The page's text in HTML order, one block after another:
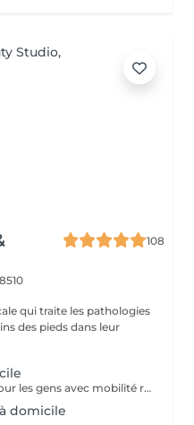
108
qui traite les pathologies
des pieds dans leur
RDV à domicile UNIQUEMENT pour les gens avec mobilité réduit, handicap, sans permit de conduit ou qui reçois régulièrement des services aides à domicile. Selon les disponibilités de 9h15 à 16h30 dans un rayon de 20Km autour de Rédange. S'ajouterons les frais suivants en fonction du lieu de réalisation de la prestation : 0 - 5 Km = 3 6 - 10 Km = 6 11 - 15 Km = 9 16 - 20 Km = 12 > 20 Km = 15
domicile